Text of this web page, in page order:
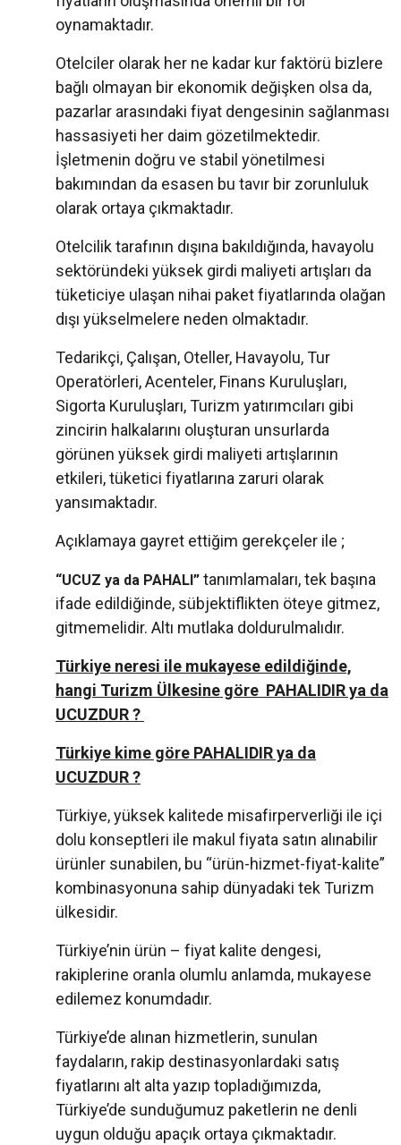
oynamaktadır.
Otelciler olarak her ne kadar kur faktörü bizlere
bağlı olmayan bir ekonomik değişken olsa da,
pazarlar arasındaki fiyat dengesinin sağlanması
hassasiyeti her daim gözetilmektedir.
İşletmenin doğru ve stabil yönetilmesi
bakımından da esasen bu tavır bir zorunluluk
olarak ortaya çıkmaktadır.
Otelcilik tarafının dışına bakıldığında, havayolu
sektöründeki yüksek girdi maliyeti artışları da
tüketiciye ulaşan nihai paket fiyatlarında olağan
dışı yükselmelere neden olmaktadır.
Tedarikçi, Çalışan, Oteller, Havayolu, Tur
Operatörleri, Acenteler, Finans Kuruluşları,
Sigorta Kuruluşları, Turizm yatırımcıları gibi
zincirin halkalarını oluşturan unsurlarda
görünen yüksek girdi maliyeti artışlarının
etkileri, tüketici fiyatlarına zaruri olarak
yansımaktadır.
Açıklamaya gayret ettiğim gerekçeler ile ;
“UCUZ ya da PAHALI” tanımlamaları, tek başına
ifade edildiğinde, sübjektiflikten öteye gitmez,
gitmemelidir. Altı mutlaka doldurulmalıdır.
Türkiye neresi ile mukayese edildiğinde,
hangi Turizm Ülkesine göre PAHALIDIR ya da
UCUZDUR ?
Türkiye kime göre PAHALIDIR ya da
UCUZDUR ?
Türkiye, yüksek kalitede misafirperverliği ile içi
dolu konseptleri ile makul fiyata satın alınabilir
ürünler sunabilen, bu “ürün-hizmet-fiyat-kalite”
kombinasyonuna sahip dünyadaki tek Turizm
ülkesidir.
Türkiye’nin ürün – fiyat kalite dengesi,
rakiplerine oranla olumlu anlamda, mukayese
edilemez konumdadır.
Türkiye’de alınan hizmetlerin, sunulan
faydaların, rakip destinasyonlardaki satış
fiyatlarını alt alta yazıp topladığımızda,
Türkiye’de sunduğumuz paketlerin ne denli
uygun olduğu apaçık ortaya çıkmaktadır.